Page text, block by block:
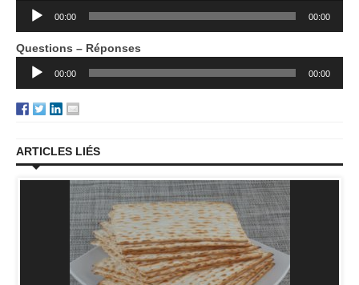
Lecteur
audio
00:00 00:00
Questions – Réponses
Lecteur
audio
00:00 00:00
ARTICLES LIÉS